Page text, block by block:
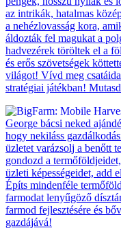
az intrikák, hatalmas
a nehézlovasság kora,
áldozták fel magukat a
hadvezérek töröltek el a
és erős szövetségek
világot! Vívd meg
stratégiai játékban!
George bácsi neked
hogy nekiláss
üzletet varázsolj a benőtt
gondozd a
üzleti képességeidet, add
Építs mindenféle
farmodat lenyűgöző
farmod fejlesztésére és
gazdájává!